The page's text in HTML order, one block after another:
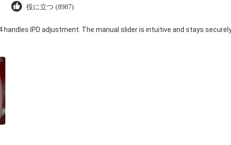
役に立つ (8987)
handles IPD adjustment. The manual slider is intuitive and stays